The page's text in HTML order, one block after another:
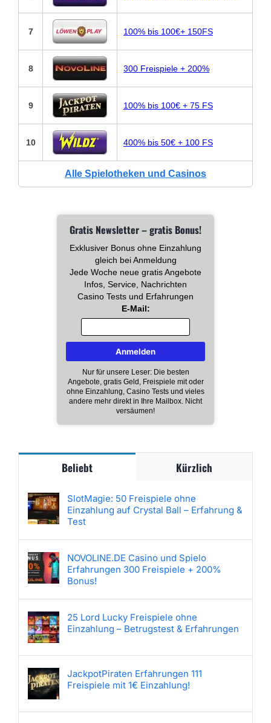
7 100% bis 100€+ 150FS
8 300 Freispiele + 200%
9 100% bis 100€ + 75 FS
10 400% bis 50€ + 100 FS
Alle Spielotheken und Casinos
Gratis Newsletter – gratis Bonus!
Exklusiver Bonus ohne Einzahlung
gleich bei Anmeldung
Jede Woche neue gratis Angebote
Infos, Service, Nachrichten
Casino Tests und Erfahrungen
E-Mail:
Nur für unsere Leser: Die besten
Angebote, gratis Geld, Freispiele mit oder
ohne Einzahlung, Casino Tests und vieles
andere mehr direkt in Ihre Mailbox. Nicht
versäumen!
Beliebt Kürzlich
SlotMagie: 50 Freispiele ohne
Einzahlung auf Crystal Ball – Erfahrung &
Test
NOVOLINE.DE Casino und Spielo
Erfahrungen 300 Freispiele + 200%
Bonus!
25 Lord Lucky Freispiele ohne
Einzahlung – Betrugstest & Erfahrungen
JackpotPiraten Erfahrungen 111
Freispiele mit 1€ Einzahlung!